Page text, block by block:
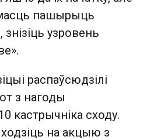
пашырыць
узровень
распаўсюдзілі
з нагоды
кастрычніка сходу.
на акцыю з